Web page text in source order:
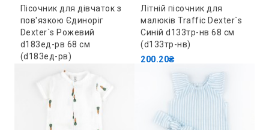
Пісочник для дівчаток з
пов'язкою Єдиноріг
Dexter`s Рожевий
d183ед-рв 68 см
(d183ед-рв)
Літній пісочник для
малюків Traffic Dexter`s
Синій d133тр-нв 68 см
(d133тр-нв)
200.20₴